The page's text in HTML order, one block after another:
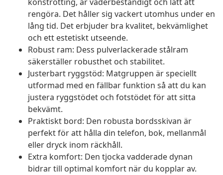
rengöra. Det håller sig vackert utomhus under en
lång tid. Det erbjuder bra kvalitet, bekvämlighet
och ett estetiskt utseende.
Robust ram: Dess pulverlackerade stålram
säkerställer robusthet och stabilitet.
Justerbart ryggstöd: Matgruppen är speciellt
utformad med en fällbar funktion så att du kan
justera ryggstödet och fotstödet för att sitta
bekvämt.
Praktiskt bord: Den robusta bordsskivan är
perfekt för att hålla din telefon, bok, mellanmål
eller dryck inom räckhåll.
Extra komfort: Den tjocka vadderade dynan
bidrar till optimal komfort när du kopplar av.